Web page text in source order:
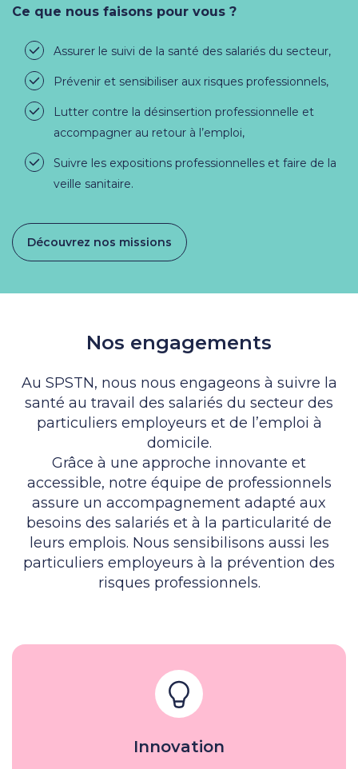
Ce que nous faisons pour vous ?
Assurer le suivi de la santé des salariés du secteur,
Prévenir et sensibiliser aux risques professionnels,
Lutter contre la désinsertion professionnelle et
accompagner au retour à l’emploi,
Suivre les expositions professionnelles et faire de la
veille sanitaire.
Découvrez nos missions
Nos engagements
Au SPSTN, nous nous engageons à suivre la
santé au travail des salariés du secteur des
particuliers employeurs et de l’emploi à
domicile.
Grâce à une approche innovante et
accessible, notre équipe de professionnels
assure un accompagnement adapté aux
besoins des salariés et à la particularité de
leurs emplois. Nous sensibilisons aussi les
particuliers employeurs à la prévention des
risques professionnels.
Innovation